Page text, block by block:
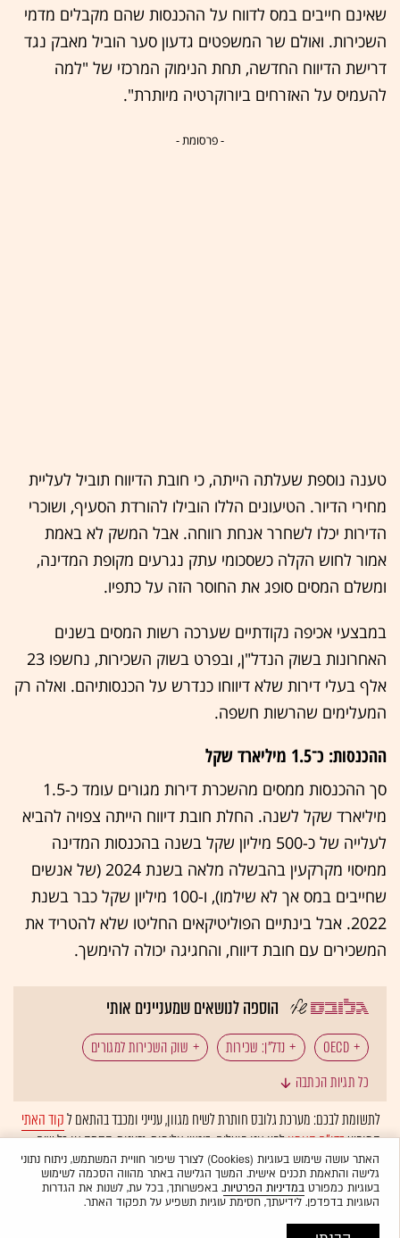
שאינם חייבים במס לדווח על ההכנסות שהם מקבלים מדמי
השכירות. ואולם שר המשפטים גדעון סער הוביל מאבק נגד
דרישת הדיווח החדשה, תחת הנימוק המרכזי של "למה
להעמיס על האזרחים ביורוקרטיה מיותרת".
- פרסומת -
טענה נוספת שעלתה הייתה, כי חובת הדיווח תוביל לעליית
מחירי הדיור. הטיעונים הללו הובילו להורדת הסעיף, ושוכרי
הדירות יכלו לשחרר אנחת רווחה. אבל המשק לא באמת
אמור לחוש הקלה כשסכומי עתק נגרעים מקופת המדינה,
ומשלם המסים סופג את החוסר הזה על כתפיו.
במבצעי אכיפה נקודתיים שערכה רשות המסים בשנים
האחרונות בשוק הנדל"ן, ובפרט בשוק השכירות, נחשפו 23
אלף בעלי דירות שלא דיווחו כנדרש על הכנסותיהם. ואלה רק
המעלימים שהרשות חשפה.
ההכנסות: כ־1.5 מיליארד שקל
סך ההכנסות ממסים מהשכרת דירות מגורים עומד כ-1.5
מיליארד שקל לשנה. החלת חובת דיווח הייתה צפויה להביא
לעלייה של כ-500 מיליון שקל בשנה בהכנסות המדינה
ממיסוי מקרקעין בהבשלה מלאה בשנת 2024 (של אנשים
שחייבים במס אך לא שילמו), ו-100 מיליון שקל כבר בשנת
2022. אבל בינתיים הפוליטיקאים החליטו שלא להטריד את
המשכירים עם חובת דיווח, והחגיגה יכולה להימשך.
הוספה לנושאים שמעניינים אותי
OECD נדל"ן: שכירות שוק השכירות למגורים
כל תגיות הכתבה
לתשומת לבכם: מערכת גלובס חותרת לשיח מגוון, ענייני ומכבד בהתאם לקוד האתי
המופיעבדו"ח האמוןלפיו אנו פועלים. ביטויי אלימות, גזענות, הסתה או כל שיח
בלתי הולם אחר מסוננים בצורהאוטומטיתולא יפורסמו באתר.
האתר עושה שימוש בעוגיות (Cookies) לצורך שיפור חוויית המשתמש, ניתוח נתוני
גלישה והתאמת תכנים אישית. המשך הגלישה באתר מהווה הסכמה לשימוש
בעוגיות כמפורטבמדיניות הפרטיות. באפשרותך, בכל עת, לשנות את הגדרות
העוגיות בדפדפן. לידיעתך, חסימת עוגיות תשפיע על תפקוד האתר.